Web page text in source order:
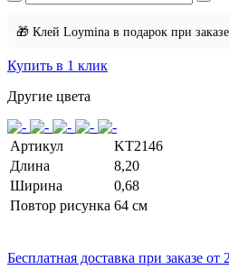
🎁 Клей Loymina в подарок при
Купить в 1 клик
Другие цвета
Артикул
KT2146
Длина
8,20
Ширина
0,68
Повтор рисунка 64 cм
Бесплатная доставка при заказе от